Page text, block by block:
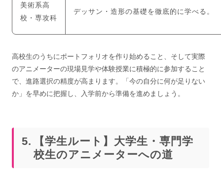
美術系高
校・専攻科
デッサン・造形の基礎を徹底的に学べる。
高校生のうちにポートフォリオを作り始めること、そして実際
のアニメーターの現場見学や体験授業に積極的に参加すること
で、進路選択の精度が高まります。「今の自分に何が足りない
か」を早めに把握し、入学前から準備を進めましょう。
【学生ルート】大学生・専門学
校生のアニメーターへの道